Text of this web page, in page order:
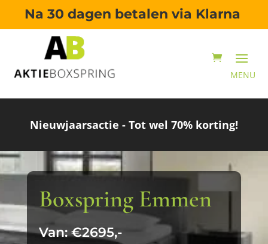
Na 30 dagen betalen via Klarna
Nieuwjaarsactie - Tot wel 70% korting!
Boxspring Emmen
Van: €2695,-